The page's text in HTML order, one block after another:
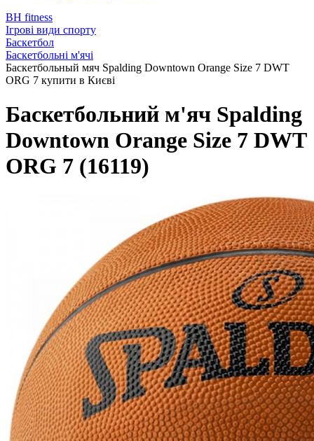
BH fitness
Ігрові види спорту
Баскетбол
Баскетбольні м'ячі
Баскетбольный мяч Spalding Downtown Orange Size 7 DWT
ORG 7 купити в Києві
Баскетбольний м'яч Spalding
Downtown Orange Size 7 DWT
ORG 7 (16119)